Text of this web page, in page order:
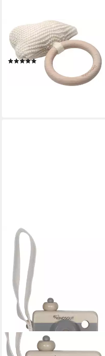
KINDSGUT
Beißring-Rassel Häkel-
Greifling Wolke
(1)
lieferbar - in 2-3 Werktagen bei dir